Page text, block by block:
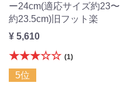
ー24cm(適応サイズ約23〜
約23.5cm)旧フット楽
¥ 5,610
★★★☆☆ (1)
5位